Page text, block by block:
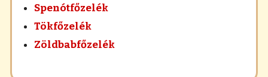
Spenótfőzelék
Tökfőzelék
Zöldbabfőzelék